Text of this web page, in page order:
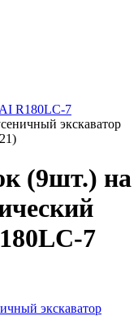
R180LC-7
экскаватор
(9шт.) на
7